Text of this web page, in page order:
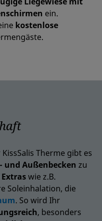
ein.
kostenlose
Therme gibt es
und Außenbecken zu
wie z.B.
Soleinhalation, die
. So wird Ihr
, besonders